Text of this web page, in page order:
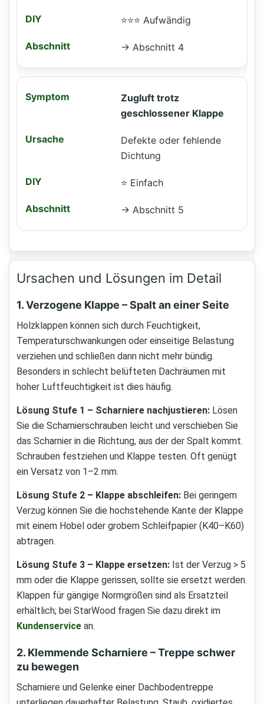
⭐⭐⭐ Aufwändig
→ Abschnitt 4
Zugluft trotz
geschlossener Klappe
Defekte oder fehlende
Dichtung
⭐ Einfach
→ Abschnitt 5
Ursachen und Lösungen im Detail
1. Verzogene Klappe – Spalt an einer Seite
Holzklappen können sich durch Feuchtigkeit,
Temperaturschwankungen oder einseitige Belastung
verziehen und schließen dann nicht mehr bündig.
Besonders in schlecht belüfteten Dachräumen mit
hoher Luftfeuchtigkeit ist dies häufig.
Lösung Stufe 1 – Scharniere nachjustieren: Lösen
Sie die Scharnierschrauben leicht und verschieben Sie
das Scharnier in die Richtung, aus der der Spalt kommt.
Schrauben festziehen und Klappe testen. Oft genügt
ein Versatz von 1–2 mm.
Lösung Stufe 2 – Klappe abschleifen: Bei geringem
Verzug können Sie die hochstehende Kante der Klappe
mit einem Hobel oder grobem Schleifpapier (K40–K60)
abtragen.
Lösung Stufe 3 – Klappe ersetzen: Ist der Verzug > 5
mm oder die Klappe gerissen, sollte sie ersetzt werden.
Klappen für gängige Normgrößen sind als Ersatzteil
erhältlich; bei StarWood fragen Sie dazu direkt im
Kundenservice an.
2. Klemmende Scharniere – Treppe schwer
zu bewegen
Scharniere und Gelenke einer Dachbodentreppe